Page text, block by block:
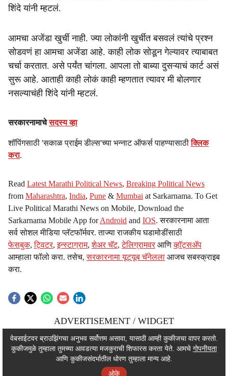
शिंदे यांनी म्हटलं.
आमचा अजेंडा खुर्ची नाही. ज्या लोकांनी खुर्चीत बसवलं त्यांचे प्रश्न
सोडवणं हा आमचा अजेंडा आहे. काही लोक सोडून गेल्यावर त्याबाबत
चर्चा करतात. असे पर्यंत चांगला. आपला तो बाब्या दुसऱ्याचं कार्ट असं
सुरू आहे. आताही काही लोकं काही म्हणतात त्यावर मी बोलणार
नसल्याचंही शिंदे यांनी म्हटलं.
सरकारनामाचेसदस्य व्हा
शॉपिंगसाठी 'सकाळ प्राईम डील्स'च्या भन्नाट ऑफर्स पाहण्यासाठीक्लिक
करा.
Read Latest Marathi Political News, Breaking Political News
from Maharashtra, India, Pune & Mumbai at Sarkarnama. To Get
Live Political Marathi News on Mobile, Download the
Sarkarnama Mobile App forAndroid and IOS. सरकारनामा आता
सर्व सोशल मीडिया प्लॅटफॉर्मवर. ताज्या राजकीय घडामोडींसाठी
फेसबुक,ट्विटर,इन्स्टाग्राम,शेअर चॅट,टेलिग्रामवर आणिव्हॉट्सॲप
आम्हाला फॉलो करा. तसेच,सरकारनामा यूट्यूब चॅनेलला आजच सबस्क्राइब
करा.
ADVERTISEMENT / WIDGET
ADVERTISEMENT / WIDGET
ADVERTISEMENT / WIDGET
वेबसाईटवर ब्राउझिंगचा अनुभव सर्वोत्तम असावा, यासाठी आम्ही कुकीजचा वापर करतो.
कुकीजमुळे तुम्हाला तुमच्या आवडत्या मजकुराची शिफारस करता येते. आमचे गोपनीयता
आणि कुकीजसंदर्भातील धोरण तुम्हाला मान्य आहे.
ओके